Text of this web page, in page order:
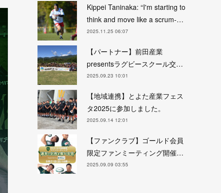
Kippei Taninaka: “I'm starting to
think and move like a scrum-…
2025.11.25 06:07
【パートナー】前田産業
presentsラグビースクール交…
2025.09.23 10:01
【地域連携】とよた産業フェス
タ2025に参加しました。
2025.09.14 12:01
【ファンクラブ】ゴールド会員
限定ファンミーティング開催…
2025.09.09 03:55